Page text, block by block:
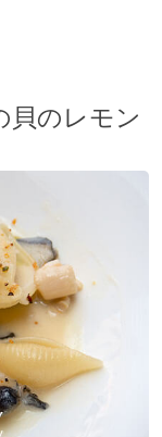
貝のレモン